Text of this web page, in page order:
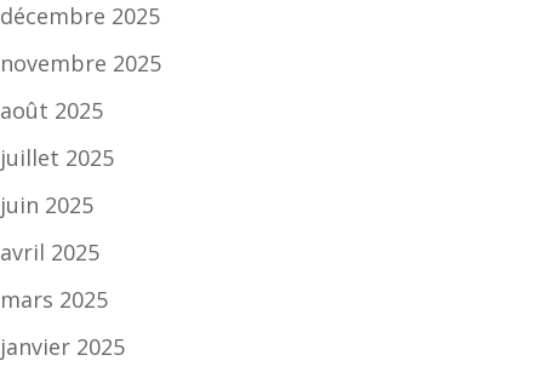
décembre 2025
novembre 2025
août 2025
juillet 2025
juin 2025
avril 2025
mars 2025
janvier 2025